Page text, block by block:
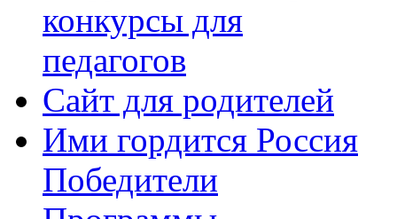
конкурсы для
педагогов
Сайт для родителей
Ими гордится Россия
Победители